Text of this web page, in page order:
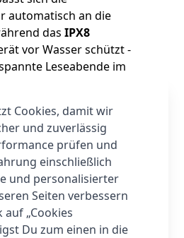
automatisch an die
das IPX8
vor Wasser schützt -
Leseabende im
mit einer Kapazität von
fürwochenlange
du stundenlang in
eintauchen
internen Speicher
dertolino shine
zu 12.000 eBooks
Cookies, damit wir
und zuverlässig
prüfen und
einschließlich
und personalisierter
Seiten verbessern
„Cookies
Du zum einen in die